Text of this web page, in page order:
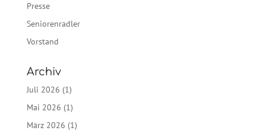
Presse
Seniorenradler
Vorstand
Archiv
Juli 2026 (1)
Mai 2026 (1)
März 2026 (1)